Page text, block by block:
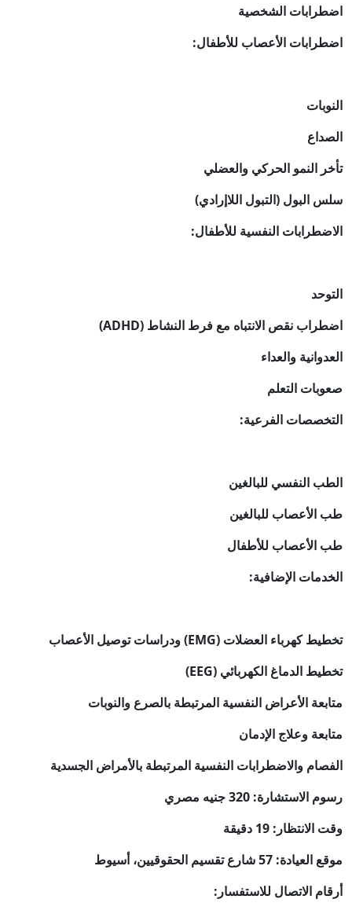
اضطرابات الشخصية
اضطرابات الأعصاب للأطفال:
النوبات
الصداع
تأخر النمو الحركي والعضلي
سلس البول (التبول اللاإرادي)
الاضطرابات النفسية للأطفال:
التوحد
اضطراب نقص الانتباه مع فرط النشاط (ADHD)
العدوانية والعداء
صعوبات التعلم
التخصصات الفرعية:
الطب النفسي للبالغين
طب الأعصاب للبالغين
طب الأعصاب للأطفال
الخدمات الإضافية:
تخطيط كهرباء العضلات (EMG) ودراسات توصيل الأعصاب
تخطيط الدماغ الكهربائي (EEG)
متابعة الأعراض النفسية المرتبطة بالصرع والنوبات
متابعة وعلاج الإدمان
الفصام والاضطرابات النفسية المرتبطة بالأمراض الجسدية
رسوم الاستشارة: 320 جنيه مصري
وقت الانتظار: 19 دقيقة
موقع العيادة: 57 شارع تقسيم الحقوقيين، أسيوط
أرقام الاتصال للاستفسار: